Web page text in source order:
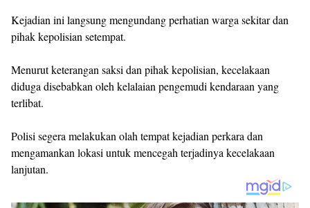
Kejadian ini langsung mengundang perhatian warga sekitar dan
pihak kepolisian setempat.
Menurut keterangan saksi dan pihak kepolisian, kecelakaan
diduga disebabkan oleh kelalaian pengemudi kendaraan yang
terlibat.
Polisi segera melakukan olah tempat kejadian perkara dan
mengamankan lokasi untuk mencegah terjadinya kecelakaan
lanjutan.